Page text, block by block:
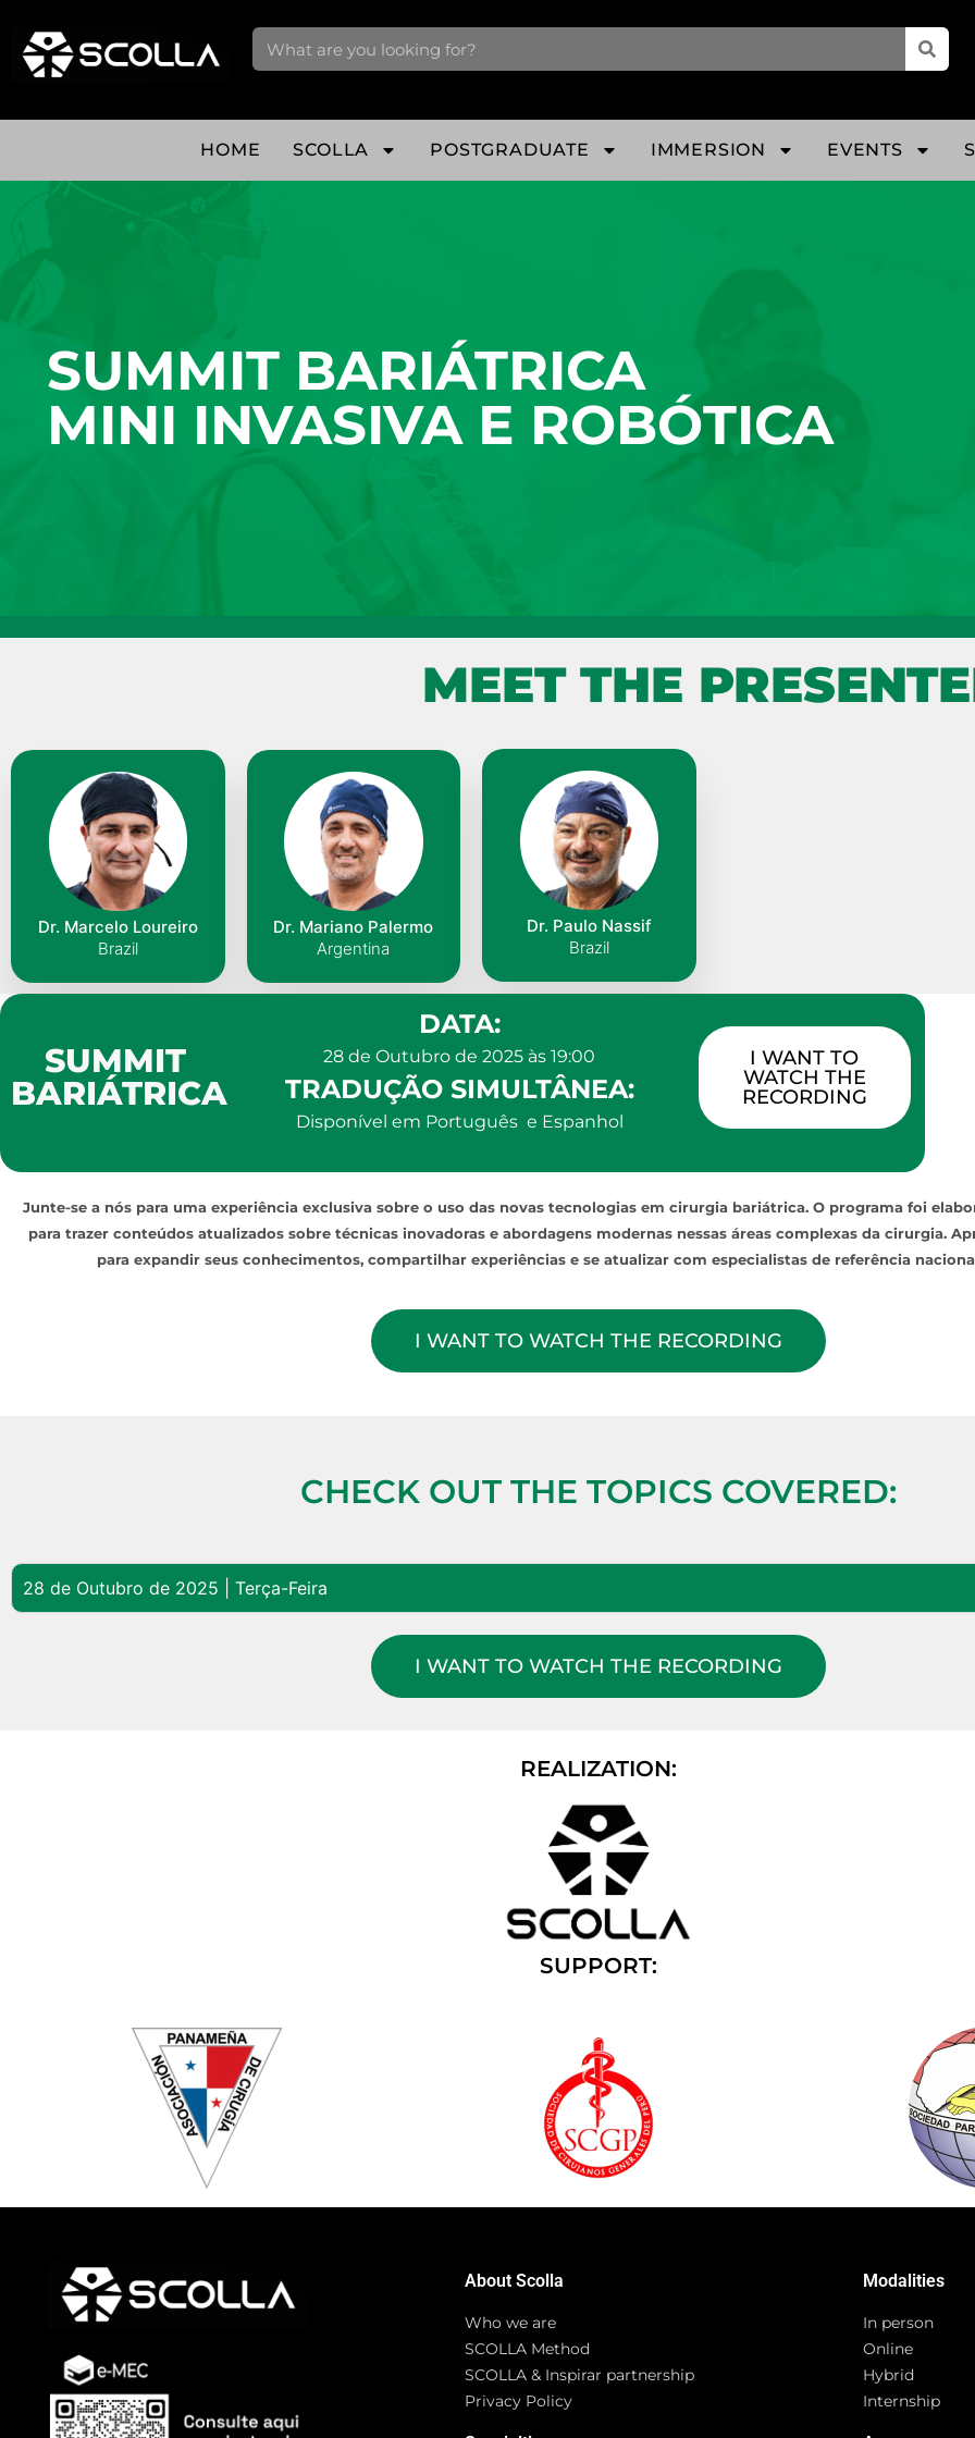
HOME SCOLLA POSTGRADUATE IMMERSION EVENTS
SUMMIT BARIÁTRICA
MINI INVASIVA E ROBÓTICA
MEET THE
Dr. Marcelo Loureiro
Brazil
Dr. Mariano Palermo
Argentina
Dr. Paulo Nassif
Brazil
SUMMIT
BARIÁTRICA
DATA:
28 de Outubro de 2025 às 19:00
TRADUÇÃO SIMULTÂNEA:
Disponível em Português e Espanhol
I WANT TO
WATCH THE
RECORDING
Junte-se a nós para uma experiência exclusiva sobre o uso das novas tecnologias em cirurgia bariátrica. O programa foi
para trazer conteúdos atualizados sobre técnicas inovadoras e abordagens modernas nessas áreas complexas da cirurgia.
para expandir seus conhecimentos, compartilhar experiências e se atualizar com especialistas de referência
I WANT TO WATCH THE RECORDING
CHECK OUT THE TOPICS COVERED:
28 de Outubro de 2025 | Terça-Feira
I WANT TO WATCH THE RECORDING
REALIZATION:
SUPPORT:
About Scolla
Who we are
SCOLLA Method
SCOLLA & Inspirar partnership
Privacy Policy
Modalities
In person
Online
Hybrid
Internship